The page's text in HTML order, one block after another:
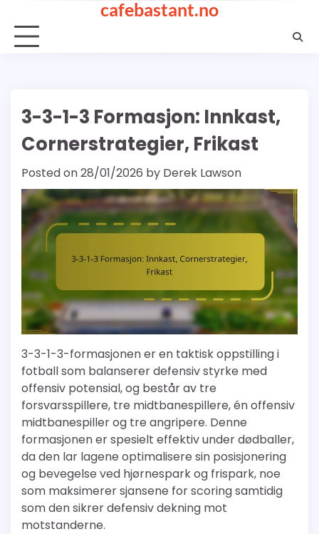
content
cafebastant.no
3-3-1-3 Formasjon: Innkast,
Cornerstrategier, Frikast
Posted on28/01/2026 by Derek Lawson
3-3-1-3-formasjonen er en taktisk oppstilling i
fotball som balanserer defensiv styrke med
offensiv potensial, og består av tre
forsvarsspillere, tre midtbanespillere, én offensiv
midtbanespiller og tre angripere. Denne
formasjonen er spesielt effektiv under dødballer,
da den lar lagene optimalisere sin posisjonering
og bevegelse ved hjørnespark og frispark, noe
som maksimerer sjansene for scoring samtidig
som den sikrer defensiv dekning mot
motstanderne.